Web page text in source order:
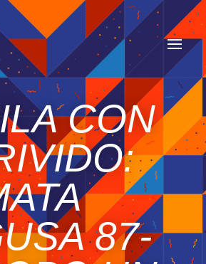
CON
87-